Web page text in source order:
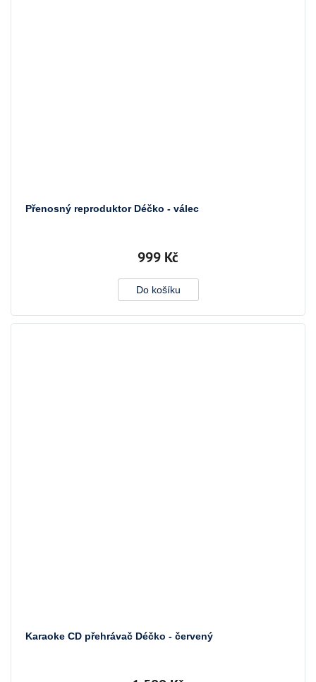
Přenosný reproduktor Déčko - válec
999 Kč
Do košíku
Karaoke CD přehrávač Déčko - červený